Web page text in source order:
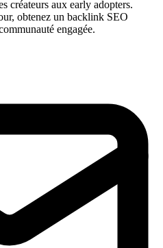
créateurs aux early adopters.
obtenez un backlink SEO
engagée.